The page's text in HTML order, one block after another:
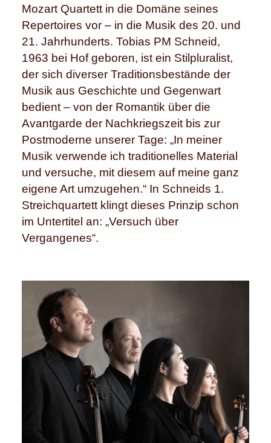
Mozart Quartett in die Domäne seines
Repertoires vor – in die Musik des 20. und
21. Jahrhunderts. Tobias PM Schneid,
1963 bei Hof geboren, ist ein Stilpluralist,
der sich diverser Traditionsbestände der
Musik aus Geschichte und Gegenwart
bedient – von der Romantik über die
Avantgarde der Nachkriegszeit bis zur
Postmoderne unserer Tage: „In meiner
Musik verwende ich traditionelles Material
und versuche, mit diesem auf meine ganz
eigene Art umzugehen.“ In Schneids 1.
Streichquartett klingt dieses Prinzip schon
im Untertitel an: „Versuch über
Vergangenes“.